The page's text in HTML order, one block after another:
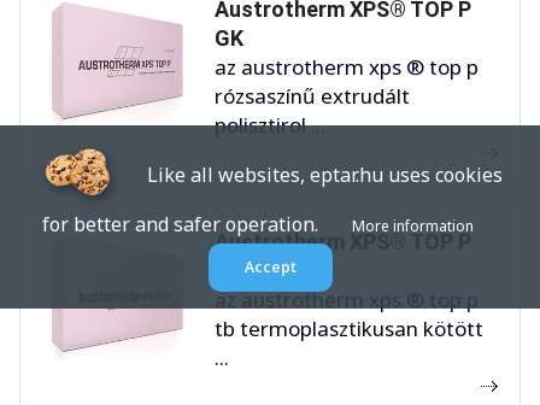
Austrotherm XPS® TOP P
GK
az austrotherm xps ® top p
rózsaszínű extrudált
polisztirol ...
Austrotherm XPS® TOP P
TB GK
az austrotherm xps ® top p
tb termoplasztikusan kötött
...
Like all websites, eptar.hu uses cookies
for better and safer operation.
More information
Accept